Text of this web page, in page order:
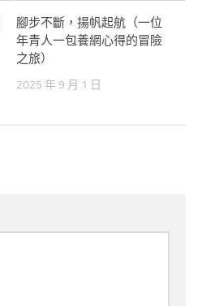
腳步不斷，揚帆起航（一位
年青人一包養網心得的冒險
之旅）
2025 年 9 月 1 日